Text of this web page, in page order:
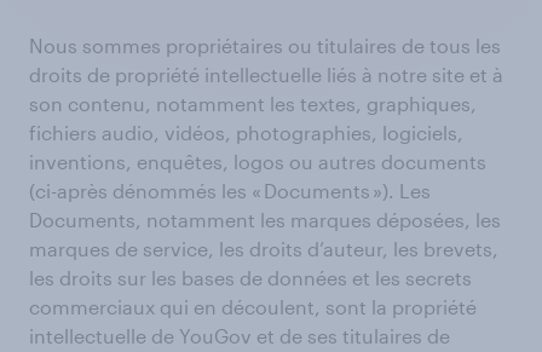
Nous sommes propriétaires ou titulaires de tous les
droits de propriété intellectuelle liés à notre site et à
son contenu, notamment les textes, graphiques,
fichiers audio, vidéos, photographies, logiciels,
inventions, enquêtes, logos ou autres documents
(ci-après dénommés les « Documents »). Les
Documents, notamment les marques déposées, les
marques de service, les droits d’auteur, les brevets,
les droits sur les bases de données et les secrets
commerciaux qui en découlent, sont la propriété
intellectuelle de YouGov et de ses titulaires de